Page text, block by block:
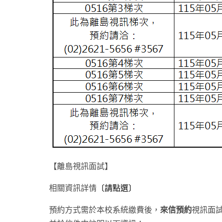
【離島視訊面試】
相關資訊詳情 〔請點選〕
預約方式需於本校系統繳費後， 來信預約視訊面